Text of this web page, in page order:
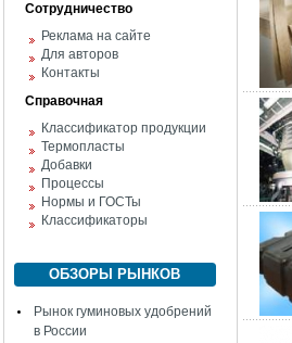
Сотрудничество
Реклама на сайте
Для авторов
Контакты
Справочная
Классификатор продукции
Термопласты
Добавки
Процессы
Нормы и ГОСТы
Классификаторы
ОБЗОРЫ РЫНКОВ
Рынок гуминовых удобрений
в России